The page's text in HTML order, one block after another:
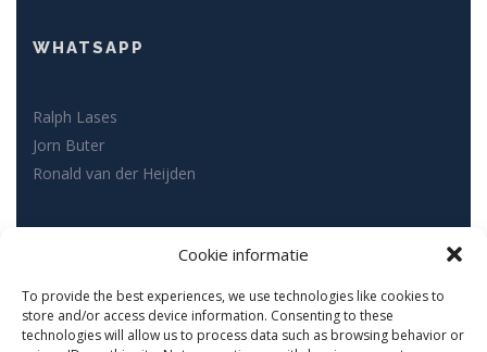
Cookie informatie
To provide the best experiences, we use technologies like cookies to
store and/or access device information. Consenting to these
technologies will allow us to process data such as browsing behavior or
WHATSAPP
Ralph Lases
Jorn Buter
Ronald van der Heijden